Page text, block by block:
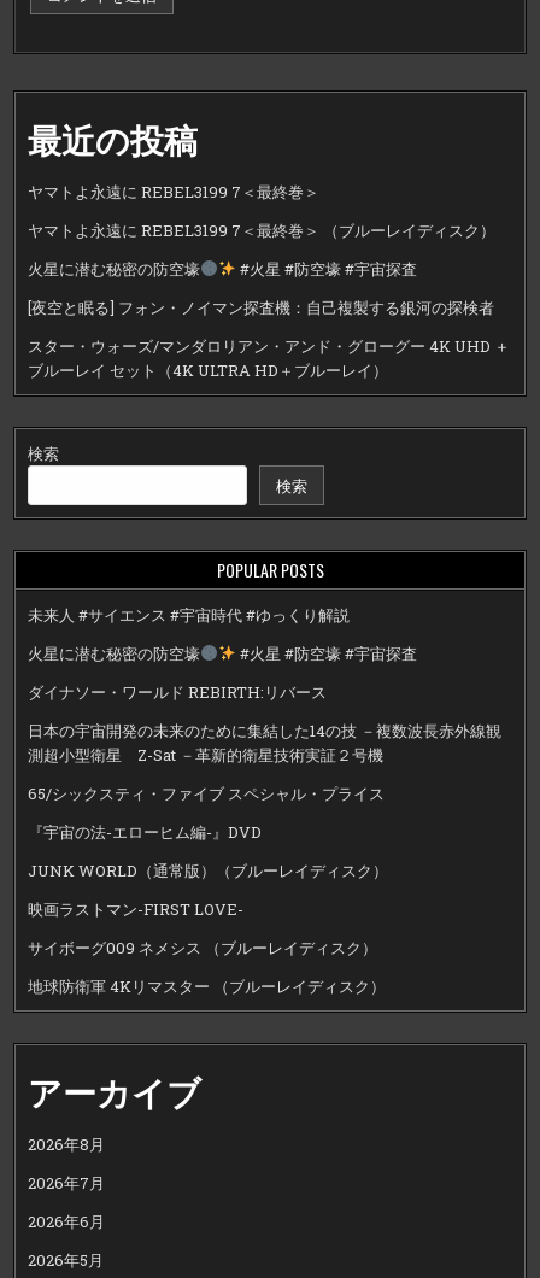
最近の投稿
ヤマトよ永遠に REBEL3199 7＜最終巻＞
ヤマトよ永遠に REBEL3199 7＜最終巻＞ （ブルーレイディスク）
火星に潜む秘密の防空壕
#火星 #防空壕 #宇宙探査
[夜空と眠る] フォン・ノイマン探査機：自己複製する銀河の探検者
スター・ウォーズ/マンダロリアン・アンド・グローグー 4K UHD ＋
ブルーレイ セット（4K ULTRA HD＋ブルーレイ）
検索
検索
POPULAR POSTS
未来人 #サイエンス #宇宙時代 #ゆっくり解説
火星に潜む秘密の防空壕
#火星 #防空壕 #宇宙探査
ダイナソー・ワールド REBIRTH:リバース
日本の宇宙開発の未来のために集結した14の技 －複数波長赤外線観
測超小型衛星 Z-Sat －革新的衛星技術実証２号機
65/シックスティ・ファイブ スペシャル・プライス
『宇宙の法-エローヒム編-』DVD
JUNK WORLD（通常版）（ブルーレイディスク）
映画ラストマン-FIRST LOVE-
サイボーグ009 ネメシス （ブルーレイディスク）
地球防衛軍 4Kリマスター （ブルーレイディスク）
アーカイブ
2026年8月
2026年7月
2026年6月
2026年5月